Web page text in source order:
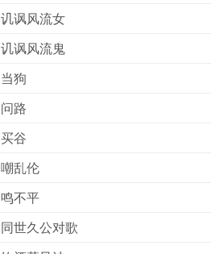
讥讽风流女
讥讽风流鬼
当狗
问路
买谷
嘲乱伦
鸣不平
同世久公对歌